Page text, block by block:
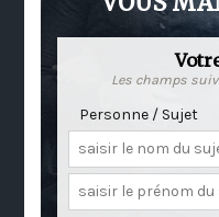
Les champs
Personne / Sujet